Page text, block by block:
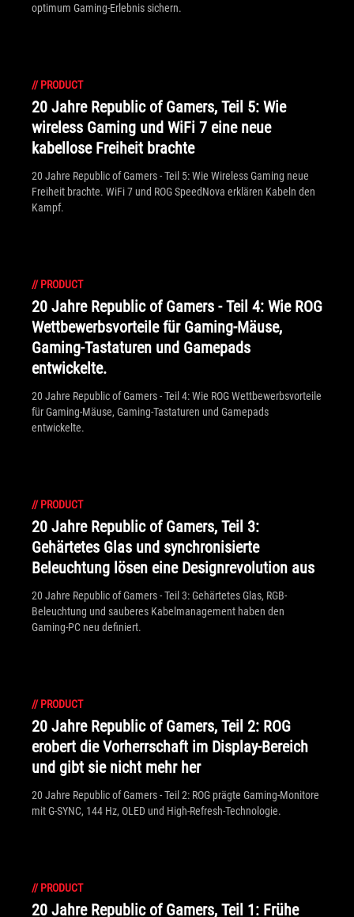
optimum Gaming-Erlebnis sichern.
// PRODUCT
20 Jahre Republic of Gamers, Teil 5: Wie
wireless Gaming und WiFi 7 eine neue
kabellose Freiheit brachte
20 Jahre Republic of Gamers - Teil 5: Wie Wireless Gaming neue
Freiheit brachte. WiFi 7 und ROG SpeedNova erklären Kabeln den
Kampf.
// PRODUCT
20 Jahre Republic of Gamers - Teil 4: Wie ROG
Wettbewerbsvorteile für Gaming-Mäuse,
Gaming-Tastaturen und Gamepads
entwickelte.
20 Jahre Republic of Gamers - Teil 4: Wie ROG Wettbewerbsvorteile
für Gaming-Mäuse, Gaming-Tastaturen und Gamepads
entwickelte.
// PRODUCT
20 Jahre Republic of Gamers, Teil 3:
Gehärtetes Glas und synchronisierte
Beleuchtung lösen eine Designrevolution aus
20 Jahre Republic of Gamers - Teil 3: Gehärtetes Glas, RGB-
Beleuchtung und sauberes Kabelmanagement haben den
Gaming-PC neu definiert.
// PRODUCT
20 Jahre Republic of Gamers, Teil 2: ROG
erobert die Vorherrschaft im Display-Bereich
und gibt sie nicht mehr her
20 Jahre Republic of Gamers - Teil 2: ROG prägte Gaming-Monitore
mit G-SYNC, 144 Hz, OLED und High-Refresh-Technologie.
// PRODUCT
20 Jahre Republic of Gamers, Teil 1: Frühe